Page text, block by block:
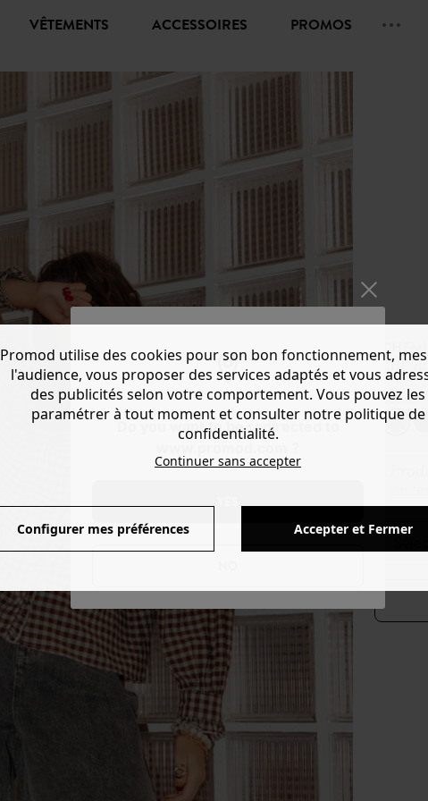
Do you want to be redirected to
VÊTEMENTS ACCESSOIRES PROMOS
CHF
Couleur :
Voir
Promod utilise des cookies pour son bon fonctionnement,
l'audience, vous proposer des services adaptés et vous
des publicités selon votre comportement. Vous pouvez les
paramétrer à tout moment et consulter notre politique de
confidentialité.
Continuer sans accepter
Configurer mes préférences Accepter et Fermer